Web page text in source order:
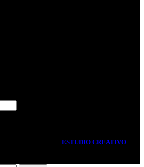
ESTUDIO CREATIVO
SOLUTIONS.